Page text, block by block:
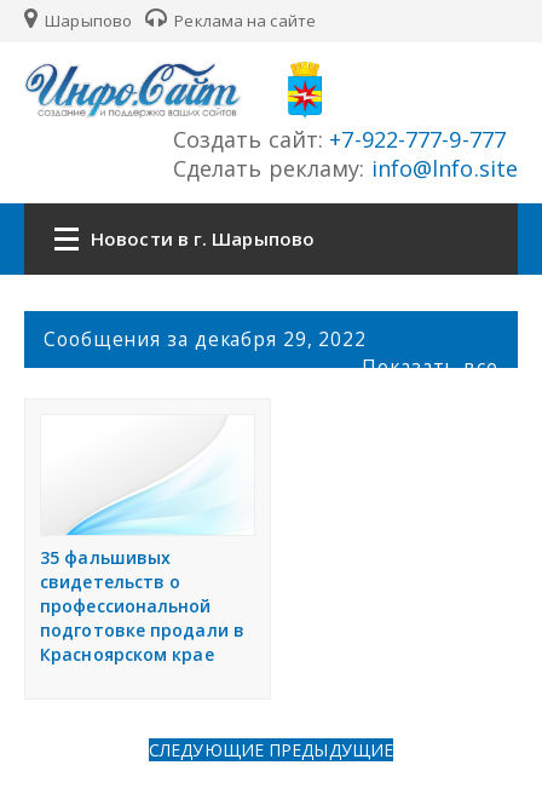
Шарыпово Реклама на сайте
Создать сайт: +7-922-777-9-777
Сделать рекламу: info@lnfo.site
Новости в г. Шарыпово
Главная
История города
Разместить объявление
Регионы России
Сообщения за декабря 29, 2022
Показать все
35 фальшивых
свидетельств о
профессиональной
подготовке продали в
Красноярском крае
СЛЕДУЮЩИЕ ПРЕДЫДУЩИЕ